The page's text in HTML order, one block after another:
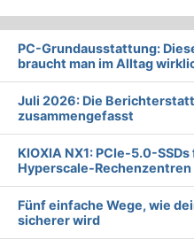
PC-Grundausstattung:
braucht man im Alltag
Juli 2026: Die
zusammengefasst
KIOXIA NX1: PCIe-5.0-
Hyperscale-Rechenzentren
Fünf einfache Wege, wie
sicherer wird